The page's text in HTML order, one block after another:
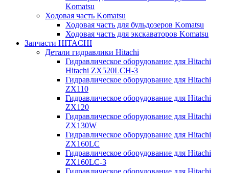
Komatsu
Ходовая часть Komatsu
Ходовая часть для бульдозеров Komatsu
Ходовая часть для экскаваторов Komatsu
Запчасти HITACHI
Детали гидравлики Hitachi
Гидравлическое оборудование для Hitachi
Hitachi ZX520LCH-3
Гидравлическое оборудование для Hitachi
ZX110
Гидравлическое оборудование для Hitachi
ZX120
Гидравлическое оборудование для Hitachi
ZX130W
Гидравлическое оборудование для Hitachi
ZX160LC
Гидравлическое оборудование для Hitachi
ZX160LC-3
Гидравлическое оборудование для Hitachi